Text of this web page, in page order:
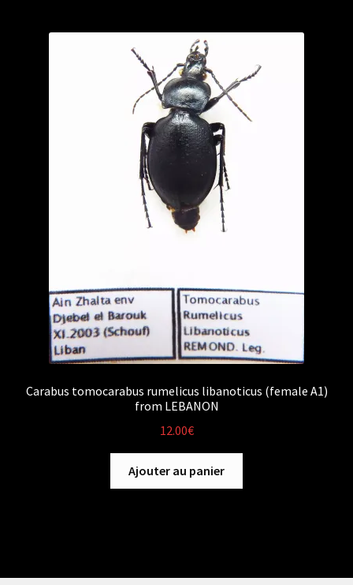
Carabus tomocarabus rumelicus libanoticus (female A1)
from LEBANON
12.00€
Ajouter au panier